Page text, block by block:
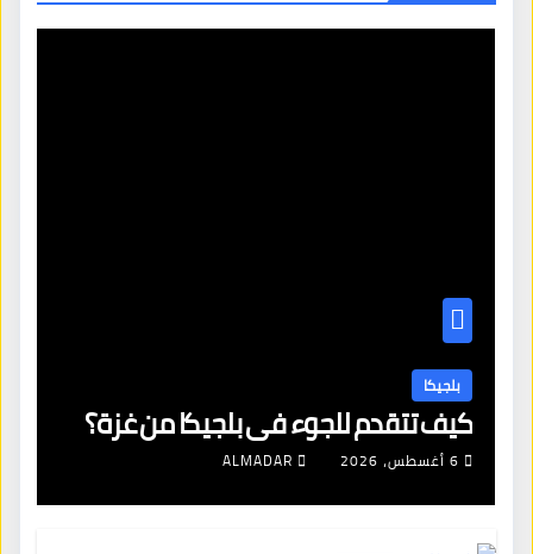
بلجيكا
كيف تتقدم للجوء في بلجيكا من غزة؟
6 أغسطس، 2026 ALMADAR